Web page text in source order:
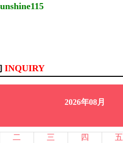
INQUIRY
2026年08月
二 三 四 五